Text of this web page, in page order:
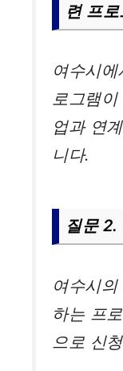
련 프
여수시
로그램
업과 연
니다.
질문 2.
여수시
하는 프
으로 신